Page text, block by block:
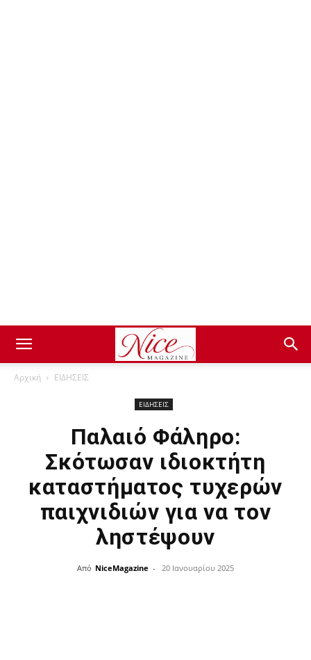
Αρχική ΕΙΔΗΣΕΙΣ
ΕΙΔΗΣΕΙΣ
Παλαιό Φάληρο:
Σκότωσαν ιδιοκτήτη
καταστήματος τυχερών
παιχνιδιών για να τον
ληστέψουν
Από NiceMagazine - 20 Ιανουαρίου 2025